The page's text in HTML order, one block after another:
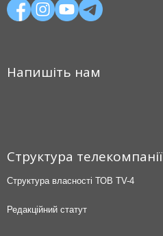
Напишіть нам
Структура телекомпанії
Структура власності ТОВ TV-4
Редакційний статут